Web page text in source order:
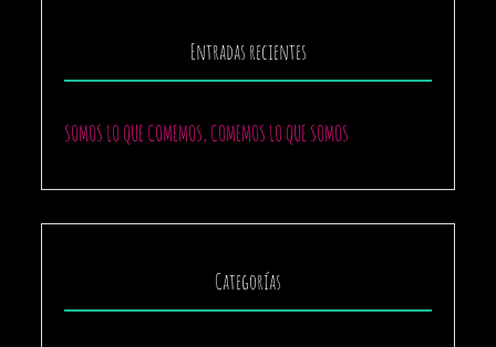
Entradas recientes
SOMOS LO QUE COMEMOS, COMEMOS LO QUE SOMOS
Categorías